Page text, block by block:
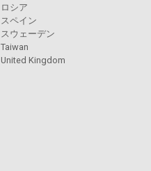
ロシア
スペイン
スウェーデン
Taiwan
United Kingdom